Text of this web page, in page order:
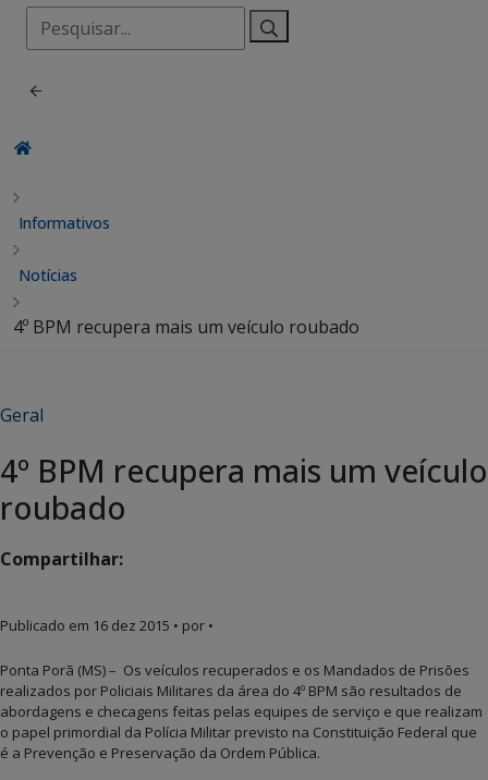
Pesquisar
por:
Informativos
Notícias
4º BPM recupera mais um veículo roubado
Geral
4º BPM recupera mais um veículo
roubado
Compartilhar:
Publicado em 16 dez 2015 • por •
Ponta Porã (MS) – Os veículos recuperados e os Mandados de Prisões
realizados por Policiais Militares da área do 4º BPM são resultados de
abordagens e checagens feitas pelas equipes de serviço e que realizam
o papel primordial da Polícia Militar previsto na Constituição Federal que
é a Prevenção e Preservação da Ordem Pública.